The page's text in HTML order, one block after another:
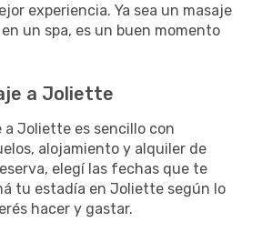
experiencia. Ya sea un masaje
un spa, es un buen momento
a Joliette
a Joliette es sencillo con
alojamiento y alquiler de
elegí las fechas que te
tu estadía en Joliette según lo
hacer y gastar.